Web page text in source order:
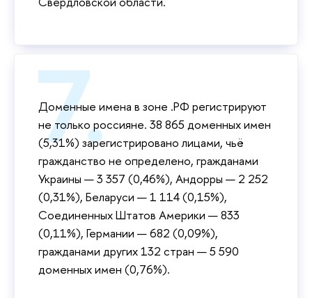
Доменные имена в зоне .РФ регистрируют
не только россияне. 38 865 доменных имен
(5,31%) зарегистрировано лицами, чьё
гражданство не определено, гражданами
Украины — 3 357 (0,46%), Андорры — 2 252
(0,31%), Беларуси — 1 114 (0,15%),
Соединенных Штатов Америки — 833
(0,11%), Германии — 682 (0,09%),
гражданами других 132 стран — 5 590
доменных имен (0,76%).